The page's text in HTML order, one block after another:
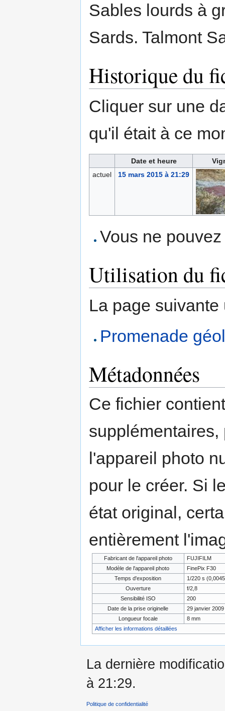
Sables lourds à
Sards. Talmont
Historique du
Cliquer sur une
qu'il était à ce
Date et heure
actuel
15 mars 2015 à 21:29
Vous ne
Utilisation du
La page
Promenade
Métadonnées
Ce fichier
l'appareil photo
pour le créer. Si
état original,
entièrement
Fabricant de l'appareil photo
FUJIFILM
Modèle de l'appareil photo
FinePix F30
Temps d'exposition
1/220 s
Ouverture
f/2,8
Sensibilité ISO
200
Date de la prise originelle
29 janvier
Longueur focale
8 mm
Afficher les informations détaillées
La dernière
à 21:29.
Politique de confidentialité